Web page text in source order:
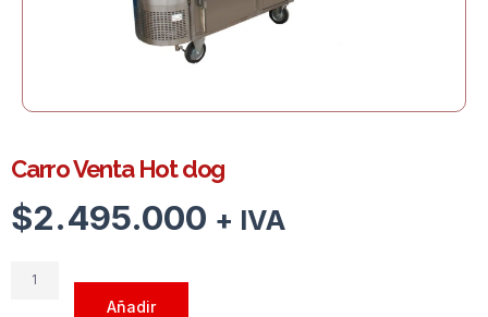
Carro Venta Hot dog
$2.495.000 + IVA
Carro
Añadir